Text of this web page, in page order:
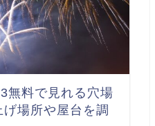
無料で見れる穴場
場所や屋台を調